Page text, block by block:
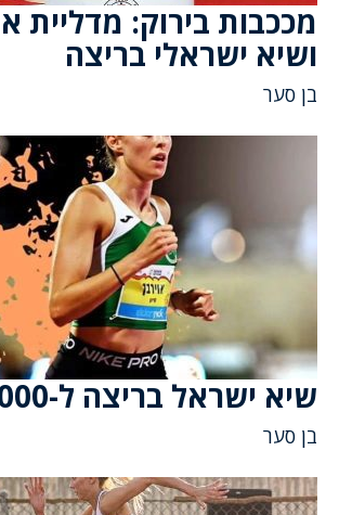
מככבות בירוק: מדליית
ושיא ישראלי בריצה
בן סער
שיא ישראל בריצה ל-1,000 מטר!
בן סער